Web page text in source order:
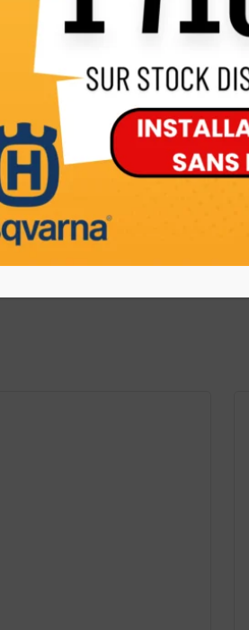
coulissant
11,4 cm